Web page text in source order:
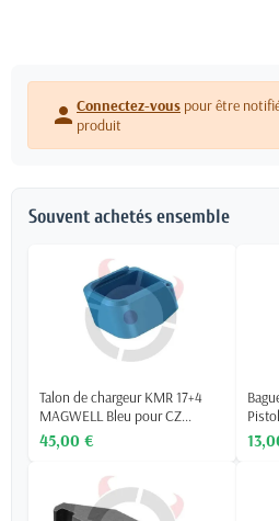
person Connectez-vous pour être
produit
Souvent achetés ensemble
Talon de chargeur KMR 17+4
MAGWELL Bleu pour CZ...
45,00 €